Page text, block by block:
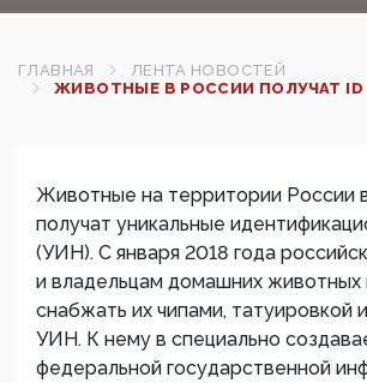
ГЛАВНАЯ
ЛЕНТА НОВОСТЕЙ
ЖИВОТНЫЕ В РОССИИ ПОЛУЧАТ ID
Животные на территории России
получат уникальные
(УИН). С января 2018 года
и владельцам домашних животных
снабжать их чипами, татуировкой
УИН. К нему в специально
федеральной государственной